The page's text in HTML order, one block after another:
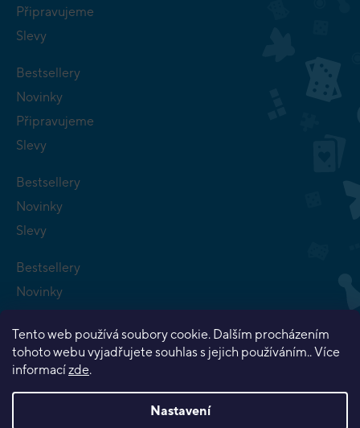
Tento web používá soubory cookie. Dalším procházením
tohoto webu vyjadřujete souhlas s jejich používáním.. Více
informacízde.
Nastavení
Připravujeme
Slevy
Bestsellery
Novinky
Připravujeme
Slevy
Bestsellery
Novinky
Slevy
Bestsellery
Novinky
Slevy